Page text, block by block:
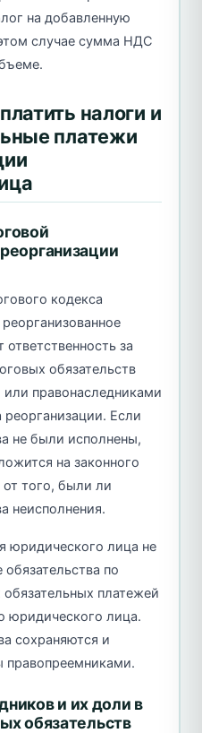
на добавленную
случае сумма НДС
налоги и
платежи
кодекса
за
обязательств
правонаследниками
Если
не были исполнены,
на законного
от того, были ли
неисполнения.
юридического лица не
по
платежей
юридического лица.
сохраняются и
и их доли в
обязательств